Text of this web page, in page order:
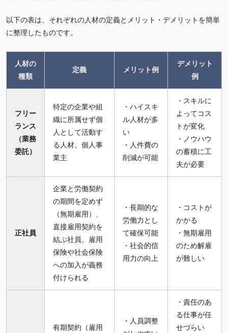
以下の表は、それぞれの人材の定義とメリット・デメリットを簡単
に整理したものです。
人材の
種類
定義 メリット例
デメリット
例
フリー
ランス
（業務
委託）
特定の企業や組
織に所属せず個
人として活動す
る人材。個人事
業主
・ハイスキ
ル人材が多
い
・人件費の
削減が可能
・スキルに
よってコス
トが変化
・ノウハウ
の蓄積に工
夫が必要
正社員
企業と労働契約
の期間を定めず
（無期雇用）、
直接雇用契約を
結ぶ社員。雇用
保険や社会保険
への加入が義務
付けられる
・長期的な
労働力とし
て確保可能
・社会的信
用力の向上
・コストが
かかる
・無期雇用
のため解雇
が難しい
有期契約（雇用
・人員調整
・責任のあ
る仕事が任
せづらい